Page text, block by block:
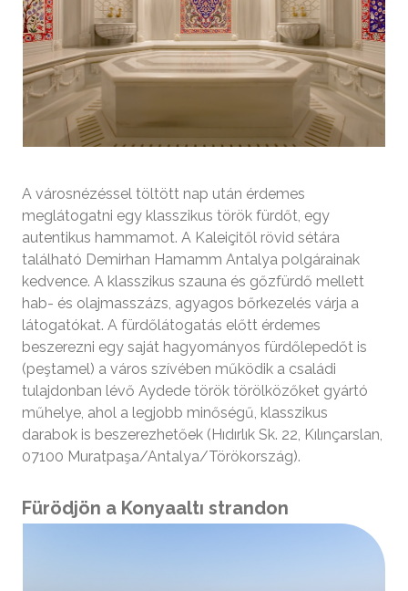
A városnézéssel töltött nap után érdemes
meglátogatni egy klasszikus török fürdőt, egy
autentikus hammamot. A Kaleiçitől rövid sétára
található Demirhan Hamamm Antalya polgárainak
kedvence. A klasszikus szauna és gőzfürdő mellett
hab- és olajmasszázs, agyagos bőrkezelés várja a
látogatókat. A fürdőlátogatás előtt érdemes
beszerezni egy saját hagyományos fürdőlepedőt is
(peştamel) a város szívében működik a családi
tulajdonban lévő Aydede török törölközőket gyártó
műhelye, ahol a legjobb minőségű, klasszikus
darabok is beszerezhetőek (Hıdırlık Sk. 22, Kılınçarslan,
07100 Muratpaşa/Antalya/Törökország).
Fürödjön a Konyaaltı strandon